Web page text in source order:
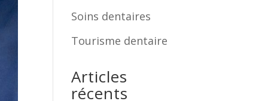
Soins dentaires
Tourisme dentaire
Articles
récents